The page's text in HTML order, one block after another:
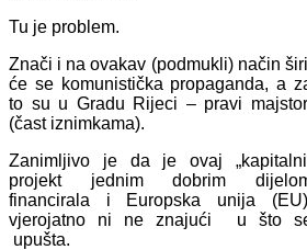
Tu je problem.
Znači i na ovakav (podmukli) način
će se komunistička propaganda, a
to su u Gradu Rijeci – pravi
(čast iznimkama).
Zanimljivo je da je ovaj
projekt jednim dobrim
financirala i Europska unija
vjerojatno ni ne znajući u što
upušta.